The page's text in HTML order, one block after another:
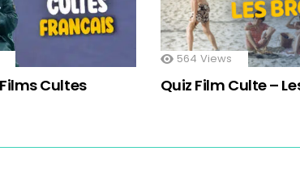
Cultes
564 Views
Quiz Film Culte –